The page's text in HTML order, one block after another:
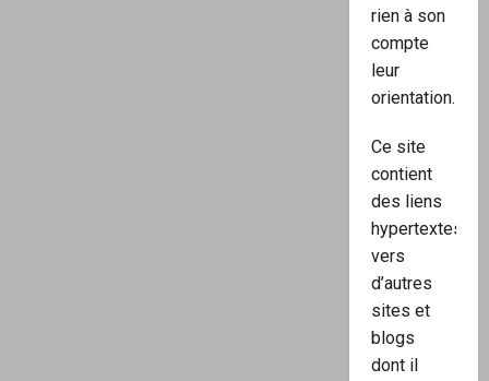
rien à son
compte
leur
orientation.
Ce site
contient
des liens
hypertextes
vers
d’autres
sites et
blogs
dont il